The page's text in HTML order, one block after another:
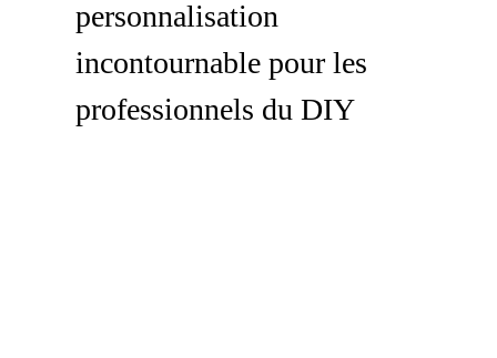
personnalisation
incontournable pour les
professionnels du DIY